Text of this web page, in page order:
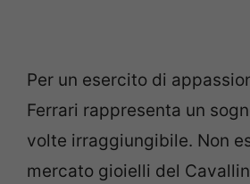
Per un esercito di
Ferrari rappresenta un
volte irraggiungibile. Non
mercato gioielli del